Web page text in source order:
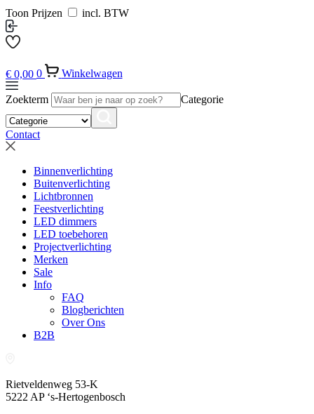
Toon Prijzen incl. BTW
€ 0,00 0 Winkelwagen
Zoekterm Categorie
Contact
Binnenverlichting
Buitenverlichting
Lichtbronnen
Feestverlichting
LED dimmers
LED toebehoren
Projectverlichting
Merken
Sale
Info
FAQ
Blogberichten
Over Ons
B2B
Rietveldenweg 53-K
5222 AP ‘s-Hertogenbosch